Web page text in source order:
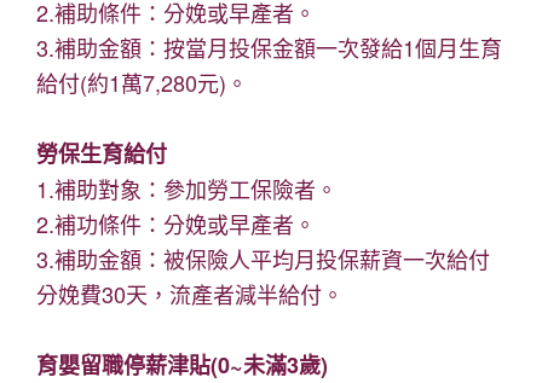
2.補助條件：分娩或早產者。
3.補助金額：按當月投保金額一次發給1個月生育
給付(約1萬7,280元)。
勞保生育給付
1.補助對象：參加勞工保險者。
2.補功條件：分娩或早產者。
3.補助金額：被保險人平均月投保薪資一次給付
分娩費30天，流產者減半給付。
育嬰留職停薪津貼(0~未滿3歲)